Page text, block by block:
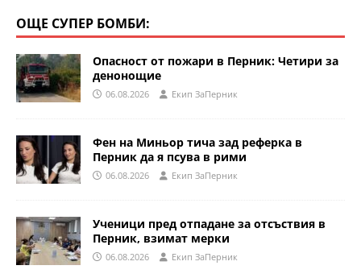
ОЩЕ СУПЕР БОМБИ:
Опасност от пожари в Перник: Четири за
денонощие
06.08.2026 Eкип ЗаПерник
Фен на Миньор тича зад реферка в
Перник да я псува в рими
06.08.2026 Eкип ЗаПерник
Ученици пред отпадане за отсъствия в
Перник, взимат мерки
06.08.2026 Eкип ЗаПерник